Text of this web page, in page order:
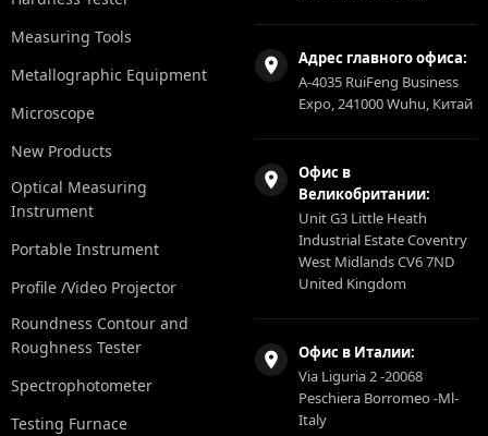
Measuring Tools
Metallographic Equipment
Microscope
New Products
Optical Measuring
Instrument
Portable Instrument
Profile /Video Projector
Roundness Contour and
Roughness Tester
Spectrophotometer
Testing Furnace
Адрес главного офиса:
A-4035 RuiFeng Business
Expo, 241000 Wuhu, Китай
Офис в
Великобритании:
Unit G3 Little Heath
Industrial Estate Coventry
West Midlands CV6 7ND
United Kingdom
Офис в Италии:
Via Liguria 2 -20068
Peschiera Borromeo -Ml-
Italy